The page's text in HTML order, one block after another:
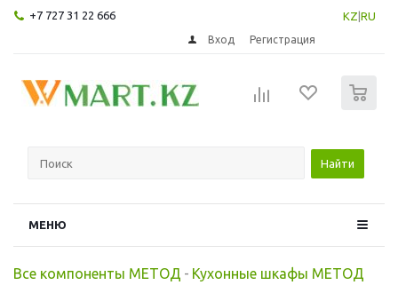
+7 727 31 22 666 KZ RU
Вход Регистрация
Найти
МЕНЮ
Все компоненты МЕТОД - Кухонные шкафы МЕТОД